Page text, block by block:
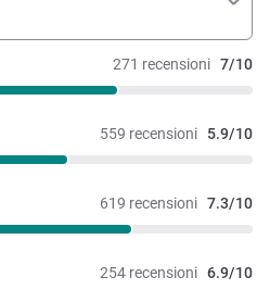
271 recensioni 7/10
559 recensioni 5.9/10
619 recensioni 7.3/10
254 recensioni 6.9/10